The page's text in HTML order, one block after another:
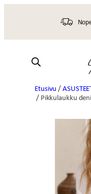
Etusivu /
/ Pikkulaukku